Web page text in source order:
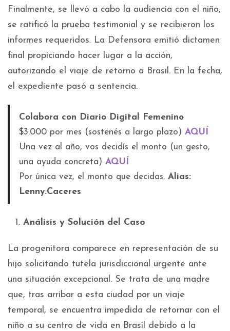
Finalmente, se llevó a cabo la audiencia con el niño,
se ratificó la prueba testimonial y se recibieron los
informes requeridos. La Defensora emitió dictamen
final propiciando hacer lugar a la acción,
autorizando el viaje de retorno a Brasil. En la fecha,
el expediente pasó a sentencia.
Colabora con Diario Digital Femenino
$3.000 por mes (sostenés a largo plazo) AQUÍ
Una vez al año, vos decidís el monto (un gesto,
una ayuda concreta) AQUÍ
Por única vez, el monto que decidas. Alias:
Lenny.Caceres
Análisis y Solución del Caso
La progenitora comparece en representación de su
hijo solicitando tutela jurisdiccional urgente ante
una situación excepcional. Se trata de una madre
que, tras arribar a esta ciudad por un viaje
temporal, se encuentra impedida de retornar con el
niño a su centro de vida en Brasil debido a la